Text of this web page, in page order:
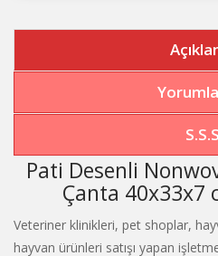
S.S.S
Pati Desenli
Çanta 40x33x7
Veteriner klinikleri, pet shoplar,
hayvan ürünleri satışı yapan